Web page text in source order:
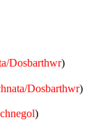
Dosbarthwr)
Dosbarthwr)
)